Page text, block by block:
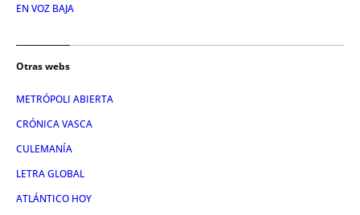
EN VOZ BAJA
Otras webs
METRÓPOLI ABIERTA
CRÓNICA VASCA
CULEMANÍA
LETRA GLOBAL
ATLÁNTICO HOY